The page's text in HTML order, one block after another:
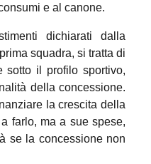
e al canone.
dichiarati dalla
squadra, si tratta di
sotto il profilo sportivo,
della concessione.
la crescita della
farlo, ma a sue spese,
se la concessione non